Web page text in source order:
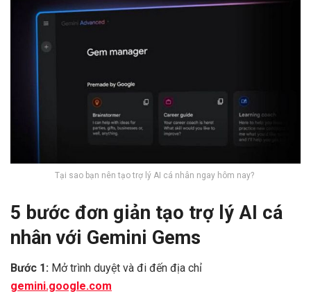
Tại sao bạn nên tạo trợ lý AI cá nhân ngay hôm nay?
5 bước đơn giản tạo trợ lý AI cá
nhân với Gemini Gems
Bước 1: Mở trình duyệt và đi đến địa chỉ
gemini.google.com